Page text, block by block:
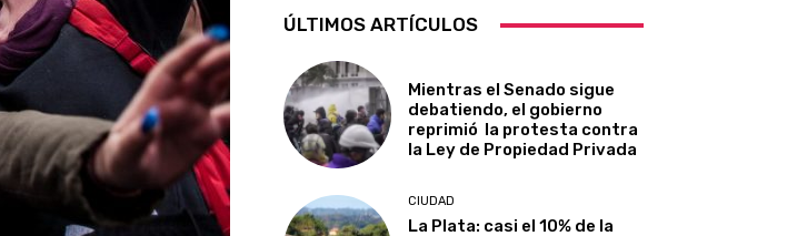
ÚLTIMOS ARTÍCULOS
Mientras el Senado sigue
debatiendo, el gobierno
reprimió la protesta contra
la Ley de Propiedad Privada
CIUDAD
La Plata: casi el 10% de la